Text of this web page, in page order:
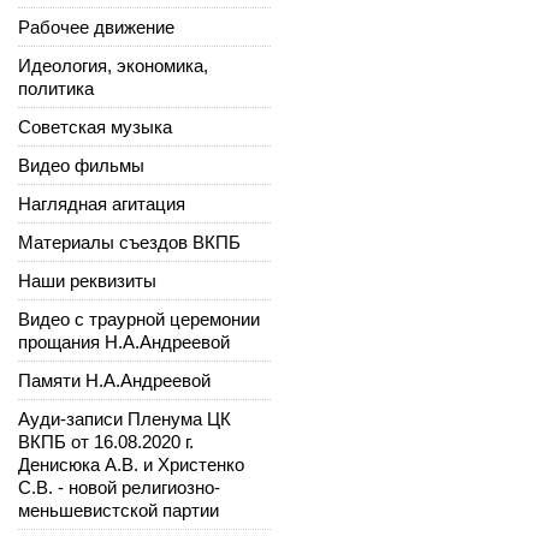
Рабочее движение
Идеология, экономика,
политика
Советская музыка
Видео фильмы
Наглядная агитация
Материалы съездов ВКПБ
Наши реквизиты
Видео с траурной церемонии
прощания Н.А.Андреевой
Памяти Н.А.Андреевой
Ауди-записи Пленума ЦК
ВКПБ от 16.08.2020 г.
Денисюка А.В. и Христенко
С.В. - новой религиозно-
меньшевистской партии